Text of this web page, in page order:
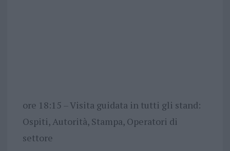
ore 18:15 – Visita guidata in tutti gli stand:
Ospiti, Autorità, Stampa, Operatori di
settore